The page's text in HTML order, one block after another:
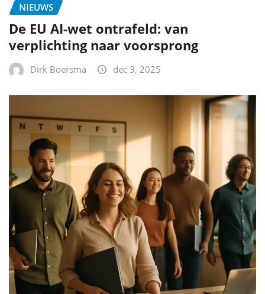
NIEUWS
De EU AI-wet ontrafeld: van
verplichting naar voorsprong
Dirk Boersma dec 3, 2025